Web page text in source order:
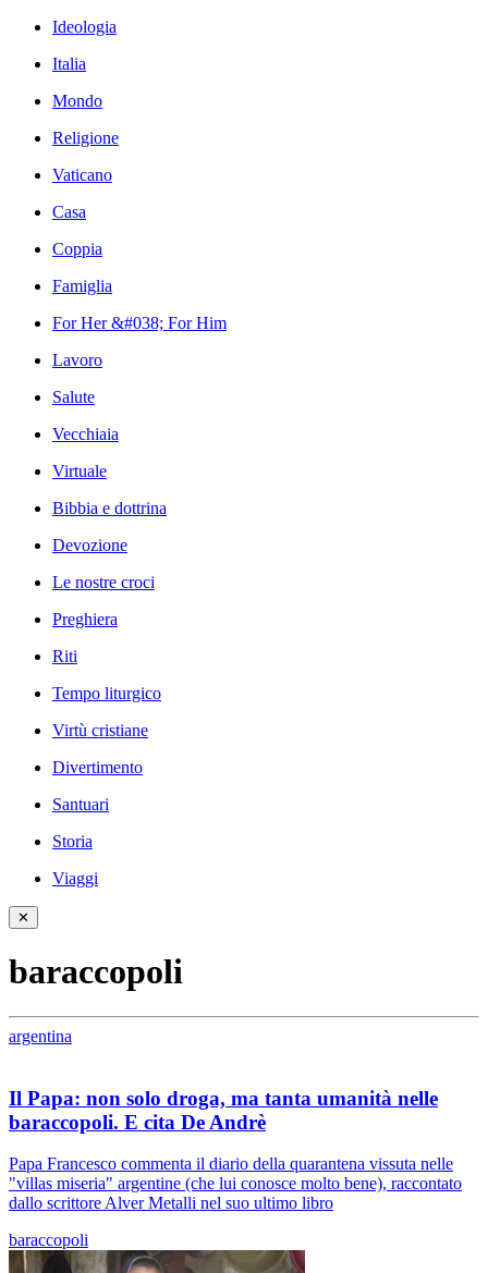
Ideologia
Italia
Mondo
Religione
Vaticano
Casa
Coppia
Famiglia
For Her &#038; For Him
Lavoro
Salute
Vecchiaia
Virtuale
Bibbia e dottrina
Devozione
Le nostre croci
Preghiera
Riti
Tempo liturgico
Virtù cristiane
Divertimento
Santuari
Storia
Viaggi
✕
baraccopoli
argentina
Il Papa: non solo droga, ma tanta umanità nelle
baraccopoli. E cita De Andrè
Papa Francesco commenta il diario della quarantena vissuta nelle
"villas miseria" argentine (che lui conosce molto bene), raccontato
dallo scrittore Alver Metalli nel suo ultimo libro
baraccopoli